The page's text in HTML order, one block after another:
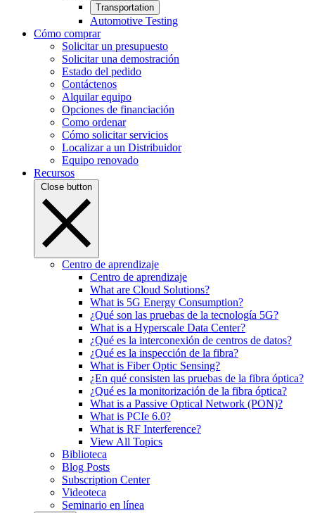
Transportation
Automotive Testing
Cómo comprar
Solicitar un presupuesto
Solicitar una demostración
Estado del pedido
Contáctenos
Alquilar equipo
Opciones de financiación
Como ordenar
Cómo solicitar servicios
Localizar a un Distribuidor
Equipo renovado
Recursos
Close button
Centro de aprendizaje
Centro de aprendizaje
What are Cloud Solutions?
What is 5G Energy Consumption?
¿Qué son las pruebas de la tecnología 5G?
What is a Hyperscale Data Center?
¿Qué es la interconexión de centros de datos?
¿Qué es la inspección de la fibra?
What is Fiber Optic Sensing?
¿En qué consisten las pruebas de la fibra óptica?
¿Qué es la monitorización de la fibra óptica?
What is a Passive Optical Network (PON)?
What is PCIe 6.0?
What is RF Interference?
View All Topics
Biblioteca
Blog Posts
Subscription Center
Videoteca
Seminario en línea